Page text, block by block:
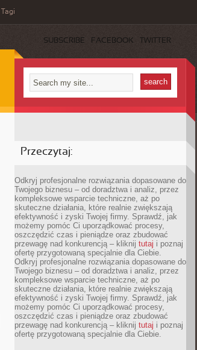
Tagi
SUBSCRIBE FACEBOOK TWITTER
Przeczytaj:
Odkryj profesjonalne rozwiązania dopasowane do
Twojego biznesu – od doradztwa i analiz, przez
kompleksowe wsparcie techniczne, aż po
skuteczne działania, które realnie zwiększają
efektywność i zyski Twojej firmy. Sprawdź, jak
możemy pomóc Ci uporządkować procesy,
oszczędzić czas i pieniądze oraz zbudować
przewagę nad konkurencją – kliknij tutaj i poznaj
ofertę przygotowaną specjalnie dla Ciebie.
Odkryj profesjonalne rozwiązania dopasowane do
Twojego biznesu – od doradztwa i analiz, przez
kompleksowe wsparcie techniczne, aż po
skuteczne działania, które realnie zwiększają
efektywność i zyski Twojej firmy. Sprawdź, jak
możemy pomóc Ci uporządkować procesy,
oszczędzić czas i pieniądze oraz zbudować
przewagę nad konkurencją – kliknij tutaj i poznaj
ofertę przygotowaną specjalnie dla Ciebie.